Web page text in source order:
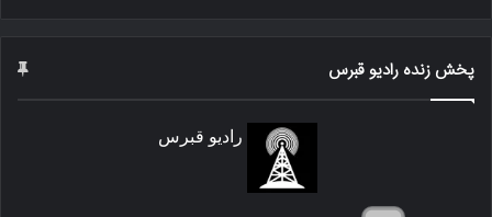
پخش زنده رادیو قبرس
رادیو قبرس